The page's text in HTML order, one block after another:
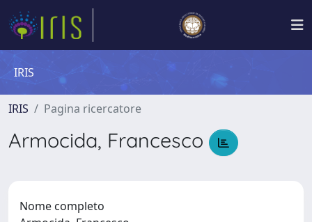
IRIS
IRIS Pagina ricercatore
Armocida, Francesco
Nome completo